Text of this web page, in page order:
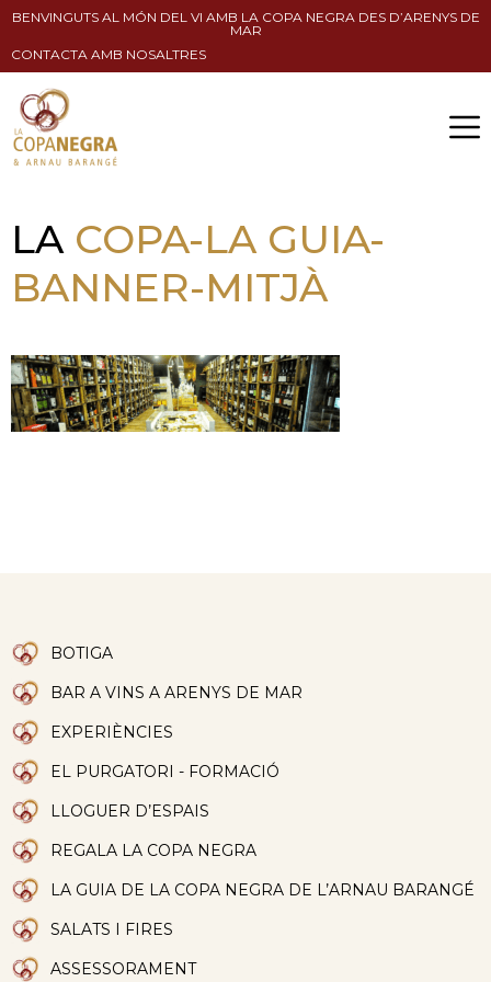
BENVINGUTS AL MÓN DEL VI AMB LA COPA NEGRA DES D’ARENYS DE
MAR
CONTACTA AMB NOSALTRES
LACOPA-LA GUIA-
BANNER-MITJÀ
BOTIGA
BAR A VINS A ARENYS DE MAR
EXPERIÈNCIES
EL PURGATORI - FORMACIÓ
LLOGUER D’ESPAIS
REGALA LA COPA NEGRA
LA GUIA DE LA COPA NEGRA DE L’ARNAU BARANGÉ
SALATS I FIRES
ASSESSORAMENT